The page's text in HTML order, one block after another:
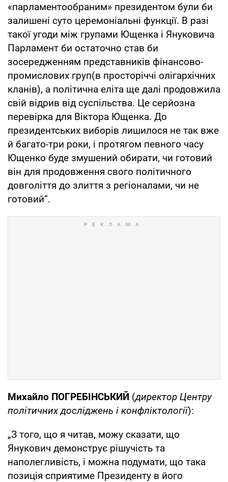
«парламентообраним» президентом були би
залишені суто церемоніальні функції. В разі
такої угоди між групами Ющенка і Януковича
Парламент би остаточно став би
зосередженням представників фінансово-
промислових груп(в просторіччі олігархічних
кланів), а політична еліта ще далі продовжила
свій відрив від суспільства. Це серйозна
перевірка для Віктора Ющенка. До
президентських виборів лишилося не так вже
й багато-три роки, і протягом певного часу
Ющенко буде змушений обирати, чи готовий
він для продовження свого політичного
довголіття до злиття з регіоналами, чи не
готовий”.
Михайло ПОГРЕБІНСЬКИЙ (директор Центру
політичних досліджень і конфліктології):
„З того, що я читав, можу сказати, що
Янукович демонструє рішучість та
наполегливість, і можна подумати, що така
позиція сприятиме Президенту в його